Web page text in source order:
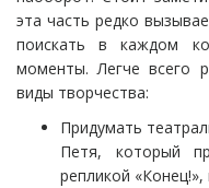
эта часть редко
поискать в каждом
моменты. Легче всего
виды творчества:
Придумать
Петя, который
репликой